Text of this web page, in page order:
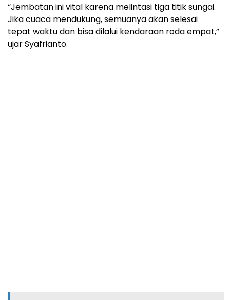
“Jembatan ini vital karena melintasi tiga titik sungai.
Jika cuaca mendukung, semuanya akan selesai
tepat waktu dan bisa dilalui kendaraan roda empat,”
ujar Syafrianto.